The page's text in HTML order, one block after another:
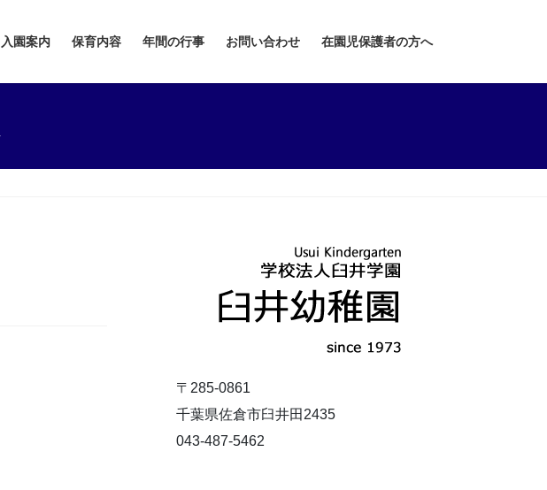
入園案内 保育内容 年間の行事 お問い合わせ 在園児保護者の方へ
〒285-0861
千葉県佐倉市臼井田2435
043-487-5462